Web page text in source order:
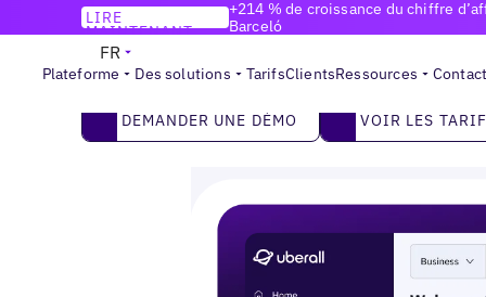
LIRE
MAINTENANT
+214 % de croissance du chiffre
Barceló
Plateforme Des solutions TarifsClientsRessources
FR
PLATEFORME DE MARKETING LOCAL
Devenez la marque que les clients choisissent
De la recherche locale à l’IA, faites de vos
Demander une démo
DEMANDER UNE DÉMO Voir les tarifs
VOIR LES
2